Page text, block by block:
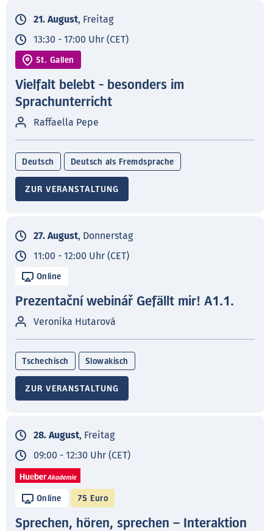
21. August, Freitag
13:30 - 17:00 Uhr (CET)
St. Gallen
Vielfalt belebt - besonders im
Sprachunterricht
Raffaella Pepe
Deutsch Deutsch als Fremdsprache
ZUR VERANSTALTUNG
27. August, Donnerstag
11:00 - 12:00 Uhr (CET)
Online
Prezentační webinář Gefällt mir! A1.1.
Veronika Hutarová
Tschechisch Slowakisch
ZUR VERANSTALTUNG
28. August, Freitag
09:00 - 12:30 Uhr (CET)
Online 75 Euro
Sprechen, hören, sprechen – Interaktion